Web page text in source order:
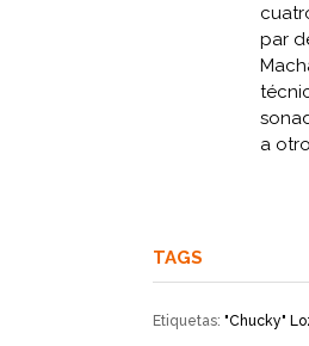
par
a
TAGS
Etiquetas: "Chucky"